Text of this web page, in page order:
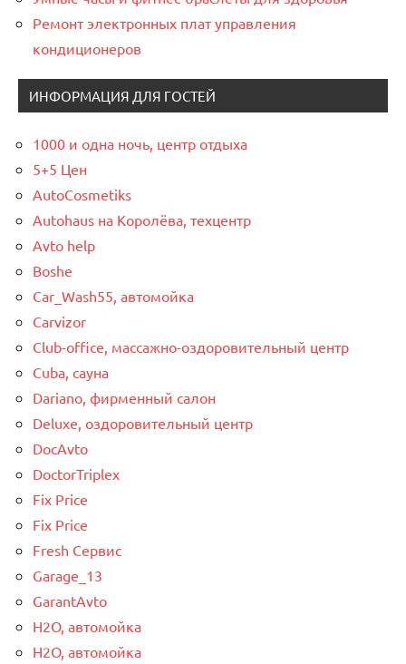
Ремонт электронных плат управления
кондиционеров
ИНФОРМАЦИЯ ДЛЯ ГОСТЕЙ
1000 и одна ночь, центр отдыха
5+5 Цен
AutoCosmetiks
Autohaus на Королёва, техцентр
Avto help
Boshe
Car_Wash55, автомойка
Carvizor
Club-office, массажно-оздоровительный центр
Cuba, сауна
Dariano, фирменный салон
Deluxe, оздоровительный центр
DocAvto
DoctorTriplex
Fix Price
Fix Price
Fresh Сервис
Garage_13
GarantAvto
H2O, автомойка
H2O, автомойка